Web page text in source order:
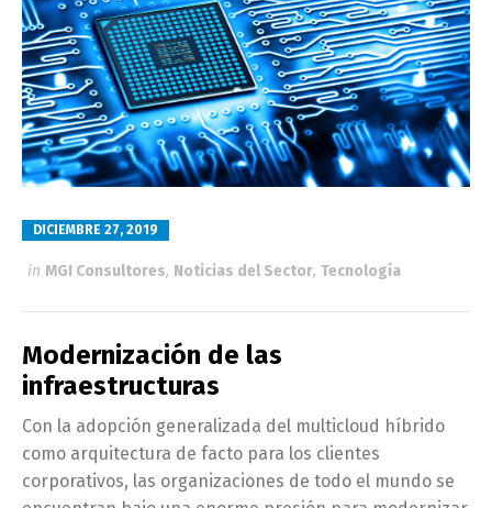
DICIEMBRE 27, 2019
in MGI Consultores, Noticias del Sector, Tecnología
Modernización de las
infraestructuras
Con la adopción generalizada del multicloud híbrido
como arquitectura de facto para los clientes
corporativos, las organizaciones de todo el mundo se